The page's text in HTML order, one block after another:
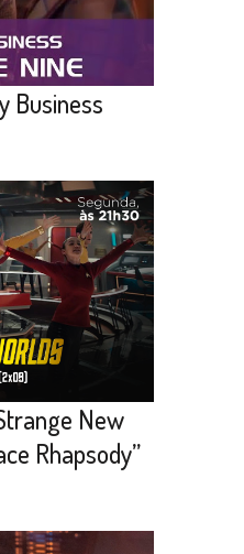
Business
New
Rhapsody”